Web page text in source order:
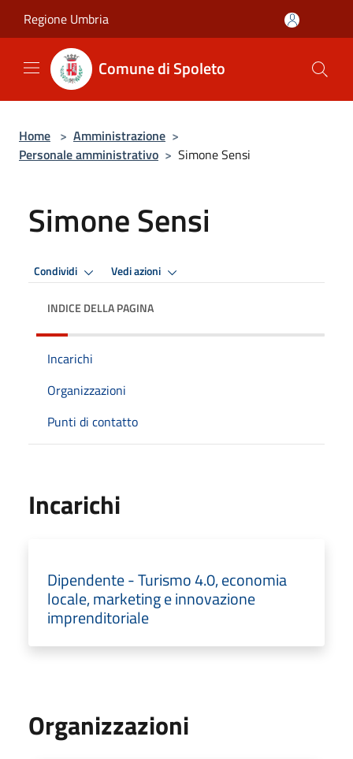
Regione Umbria
Comune di Spoleto
Home > Amministrazione >
Personale amministrativo > Simone Sensi
Simone Sensi
Condividi Vedi azioni
INDICE DELLA PAGINA
Incarichi
Organizzazioni
Punti di contatto
Incarichi
Dipendente - Turismo 4.0, economia
locale, marketing e innovazione
imprenditoriale
Organizzazioni